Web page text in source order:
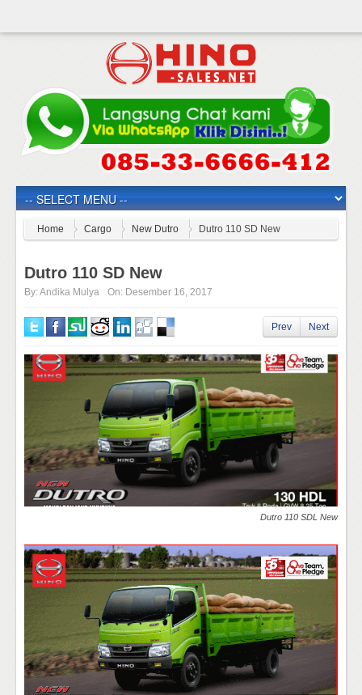
Home Cargo New Dutro Dutro 110 SD New
Dutro 110 SD New
By:Andika Mulya On: Desember 16, 2017
Prev Next
Dutro 110 SDL New